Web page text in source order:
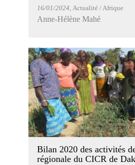
16/01/2024 , Actualité / Afrique
Anne-Hélène Mahé
Bilan 2020 des activités
régionale du CICR de